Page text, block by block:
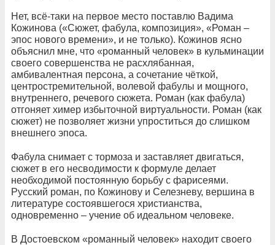
Нет, всё-таки на первое место поставлю Вадима
Кожинова («Сюжет, фабула, композиция», «Роман –
эпос нового времени», и не только). Кожинов ясно
объяснил мне, что «романный человек» в кульминации
своего совершенства не расхлябанная,
амбивалентная персона, а сочетание чёткой,
центростремительной, волевой фабулы и мощного,
внутреннего, речевого сюжета. Роман (как фабула)
отгоняет химер избыточной виртуальности. Роман (как
сюжет) не позволяет жизни упроститься до слишком
внешнего эпоса.
Фабула снимает с тормоза и заставляет двигаться,
сюжет в его несводимости к формуле делает
необходимой постоянную борьбу с фарисеями.
Русский роман, по Кожинову и Селезневу, вершина в
литературе состоявшегося христианства,
одновременно – учение об идеальном человеке.
В Достоевском «романный человек» находит своего